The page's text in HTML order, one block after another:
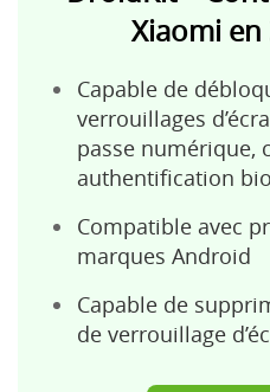
Xiaomi
Capable de
verrouillages
passe numérique,
authentification
Compatible avec
marques Android
Capable de
de verrouillage